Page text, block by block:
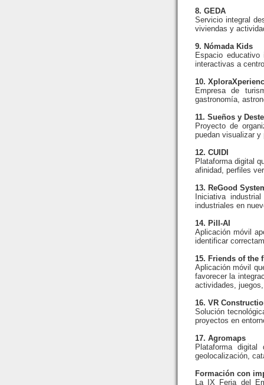
8. GEDA
Servicio integral
viviendas y
9. Nómada Kids
Espacio
interactivas a
10.
Empresa de
gastronomía,
11. Sueños y
Proyecto de
puedan visualizar y
12. CUIDI
Plataforma digital
afinidad, perfiles
13. ReGood
Iniciativa
industriales en
14. Pill-AI
Aplicación móvil
identificar
15. Friends of the
Aplicación móvil
favorecer la
actividades,
16. VR
Solución
proyectos en
17. Agromaps
Plataforma digital
geolocalización,
Formación con
La IX Feria del